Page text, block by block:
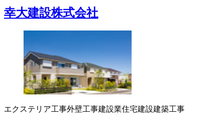
幸大建設株式会社
エクステリア工事外壁工事建設業住宅建設建築工事